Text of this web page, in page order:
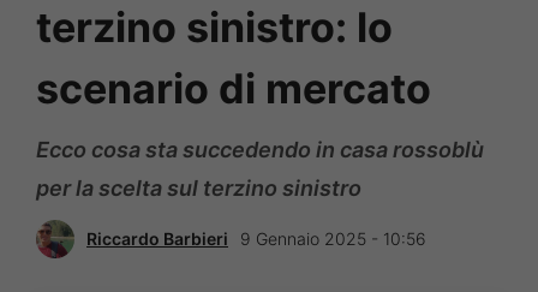
terzino sinistro: lo
scenario di mercato
Ecco cosa sta succedendo in casa rossoblù
per la scelta sul terzino sinistro
Riccardo Barbieri 9 Gennaio 2025 - 10:56